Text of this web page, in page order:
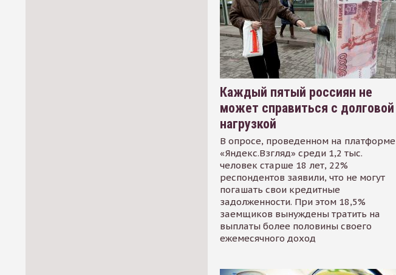
Каждый пятый россиян не
может справиться с долговой
нагрузкой
В опросе, проведенном на платформе
«Яндекс.Взгляд» среди 1,2 тыс.
человек старше 18 лет, 22%
респондентов заявили, что не могут
погашать свои кредитные
задолженности. При этом 18,5%
заемщиков вынуждены тратить на
выплаты более половины своего
ежемесячного доход